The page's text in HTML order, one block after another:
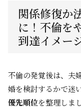
関係修復か
に！不倫を
到達イメー
不倫の発覚後は、夫
婚を検討するかで迷
優先順位を整理しま